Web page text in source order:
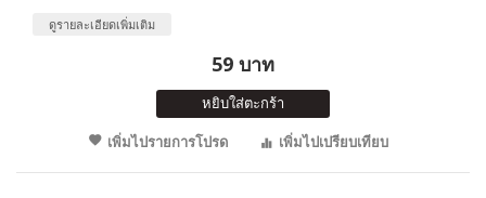
ดูรายละเอียดเพิ่มเติม
59 บาท
หยิบใส่ตะกร้า
เพิ่มไปรายการโปรด
เพิ่มไปเปรียบเทียบ